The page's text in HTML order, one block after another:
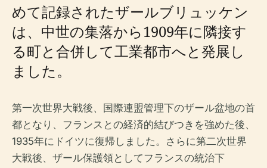
めて記録されたザールブリュッケン
は、中世の集落から1909年に隣接す
る町と合併して工業都市へと発展し
ました。
第一次世界大戦後、国際連盟管理下のザール盆地の首
都となり、フランスとの経済的結びつきを強めた後、
1935年にドイツに復帰しました。さらに第二次世界
大戦後、ザール保護領としてフランスの統治下